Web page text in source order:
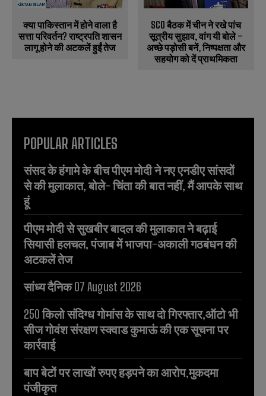
क्या पाकिस्तान में होने वाला है
सत्ता परिवर्तन? राष्ट्रपति शासन
लागू होने की अटकलें हुईं तेज
SCO बैठक में चीन ने रखे पांच
सूत्रीय सुझाव, वांग यी बोले –
अच्छे पड़ोसी बनें, निष्पक्षता और
सहयोग को दें प्राथमिकता
POPULAR ARTICLES
संसद के हंगामे के बीच पीएम मोदी ने नए एनडीए सांसदों
से की मुलाकात, बोले- चिंता की बात नहीं, मैं आपके साथ
हूं
पीएम मोदी से सुखबीर बादल की मुलाकात ने बढ़ाई
सियासी हलचल, पंजाब में भाजपा-अकाली गठबंधन की
अटकलें तेज
सांध्य दैनिक 07 August 2026
250 किलो संदिग्ध गोमांस के साथ दो गिरफ्तार,ऑटो भी
सीज गोवंश संरक्षण स्क्वाड कुमाऊं की एक सूचना पर
कार्रवाई
बाप बेटों पर लाखों रुपए हड़पने का आरोप,मुकदमा
पंजीकृत